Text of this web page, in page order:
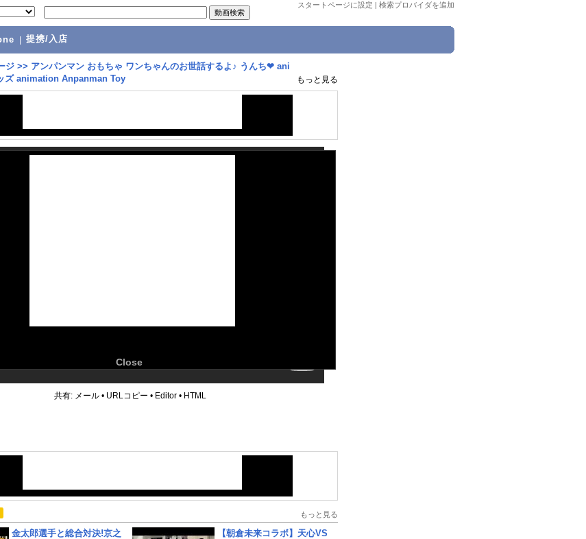
スタートページに設定 | 検索プロバイダを追加
提携/入店
ジ >> アンパンマン おもちゃ ワンちゃんのお世話するよ♪ うんち❤ ani
ズ animation Anpanman Toy
もっと見る
Close
共有: メール • URLコピー • Editor • HTML
もっと見る
金太郎選手と総合対決!京之
【朝倉未来コラボ】天心VS